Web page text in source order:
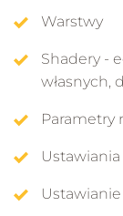
Warstwy
Shadery -
własnych,
Parametry
Ustawiania